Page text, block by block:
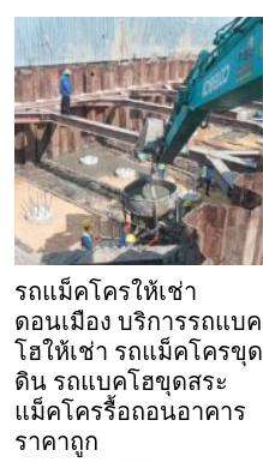
รถแม็คโครให้เช่า
ดอนเมือง บริการรถแบค
โฮให้เช่า รถแม็คโครขุด
ดิน รถแบคโฮขุดสระ
แม็คโครรื้อถอนอาคาร
ราคาถูก